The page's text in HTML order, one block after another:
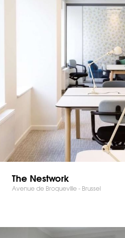
The Nestwork
Avenue de Broqueville - Brussel